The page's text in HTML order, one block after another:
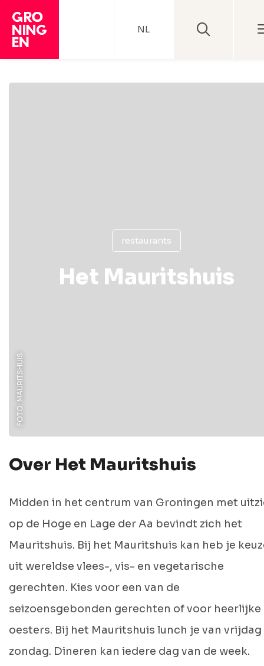
NL
restaurants
Het Mauritshuis
FOTO: MAURITSHUIS
Over Het Mauritshuis
Midden in het centrum van Groningen met
op de Hoge en Lage der Aa bevindt zich het
Mauritshuis. Bij het Mauritshuis kan heb je
uit wereldse vlees-, vis- en vegetarische
gerechten. Kies voor een van de
seizoensgebonden gerechten of voor heerlijke
oesters. Bij het Mauritshuis lunch je van
zondag. Dineren kan iedere dag van de week.